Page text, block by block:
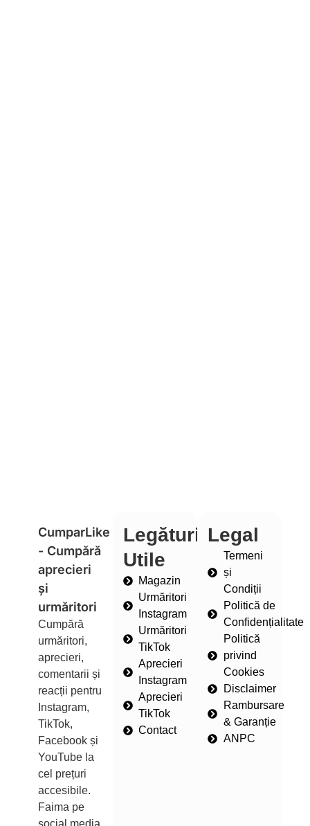
CumparLike
- Cumpără
aprecieri
și
urmăritori
Cumpără
urmăritori,
aprecieri,
comentarii și
reacții pentru
Instagram,
TikTok,
Facebook și
YouTube la
cel prețuri
accesibile.
Faima pe
social media
Legături
Utile
Magazin
Urmăritori
Instagram
Urmăritori
TikTok
Aprecieri
Instagram
Aprecieri
TikTok
Contact
Legal
Termeni
și
Condiții
Politică de
Confidențialitate
Politică
privind
Cookies
Disclaimer
Rambursare
& Garanție
ANPC